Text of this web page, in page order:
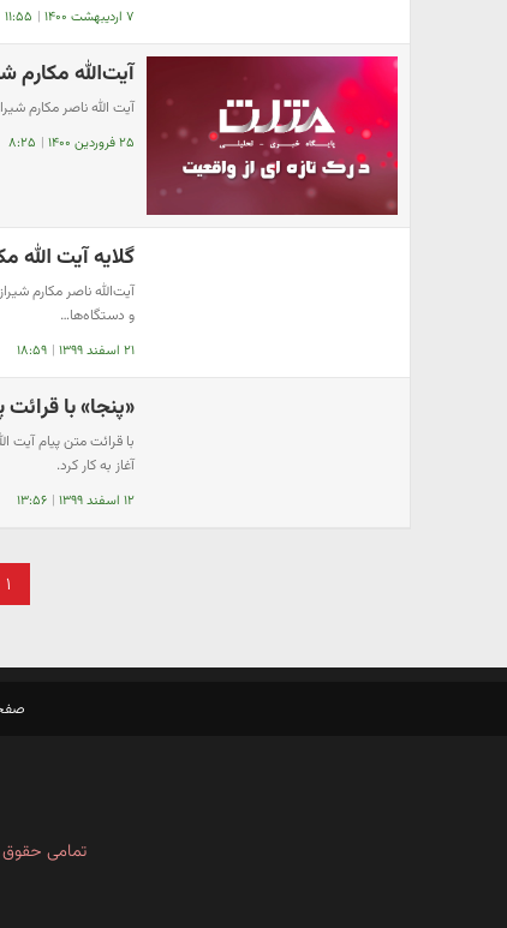
۷ اردیبهشت ۱۴۰۰ | ۱۱:۵۵
آیت‌الله مکارم
آیت الله ناصر مکارم
۲۵ فروردین ۱۴۰۰ | ۸:۲۵
گلایه آیت الله
آیت‌الله ناصر مکارم
و دستگاه‌ها…
۲۱ اسفند ۱۳۹۹ | ۱۸:۵۹
«پنجا» با قرائت
با قرائت متن پیام آیت
آغاز به کار کرد.
۱۲ اسفند ۱۳۹۹ | ۱۳:۵۶
۱
تمامی حقوق